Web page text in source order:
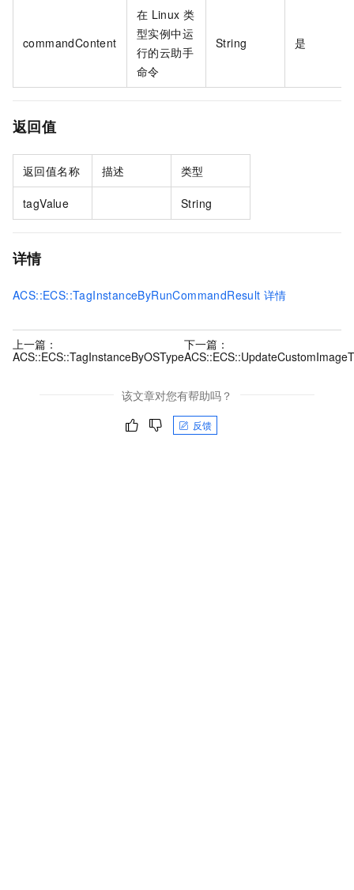
commandContent
在 Linux 类
型实例中运
行的云助手
命令
String 是
返回值
返回值名称 描述 类型
tagValue String
详情
ACS::ECS::TagInstanceByRunCommandResult 详情
上一篇：
ACS::ECS::TagInstanceByOSType
下一篇：
该文章对您有帮助吗？
反馈